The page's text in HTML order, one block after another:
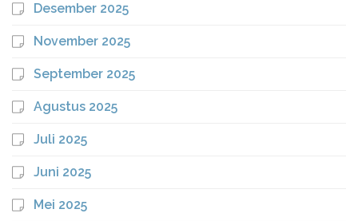
Desember 2025
November 2025
September 2025
Agustus 2025
Juli 2025
Juni 2025
Mei 2025